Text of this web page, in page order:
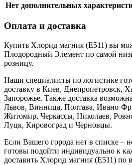
Нет дополнительных
Оплата и доставка
Купить Хлорид магния (Е511) вы
Плодородный Элемент по самой
розницу.
Наши специалисты по логистике
доставку в Киев, Днепропетровск,
Запорожье. Также доставка
Львов, Винница, Полтава, Ивано-
Житомир, Черкассы, Николаев,
Луцк, Кировоград и Черновцы.
Если Вашего города нет в списке –
готовы подойти индивидуально к
доставить Хлорид магния (Е511) по